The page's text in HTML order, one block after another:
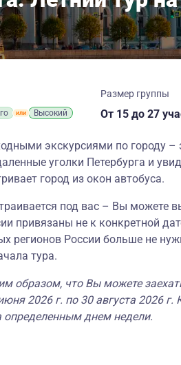
Высокий
Размер группы
От 15 до 27
экскурсиями по городу –
уголки Петербурга и
город из окон автобуса.
под вас – Вы можете
привязаны не к конкретной
регионов России больше не
тура.
образом, что Вы можете
2026 г. по 30 августа 2026
определенным днем недели.